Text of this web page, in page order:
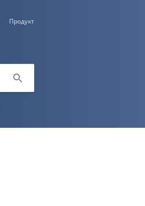
Продукт